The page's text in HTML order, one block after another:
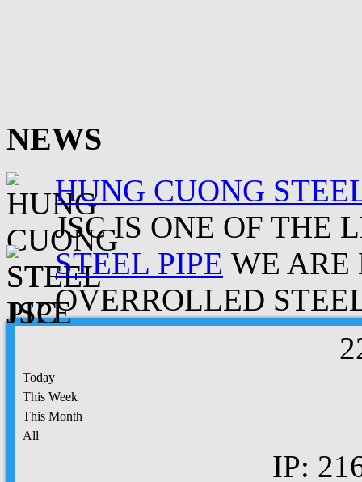
NEWS
HUNG CUONG
JSC IS ONE OF THE
STEEL PIPE WE ARE
OVERROLLED
2
Today
This Week
This Month
All
IP: